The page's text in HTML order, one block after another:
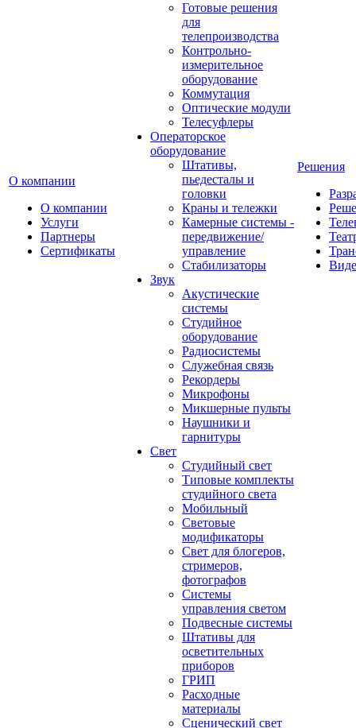
О компании
О компании
Услуги
Партнеры
Сертификаты
Готовые решения
для
телепроизводства
Контрольно-
измерительное
оборудование
Коммутация
Оптические модули
Телесуфлеры
Операторское
оборудование
Штативы,
пьедесталы и
головки
Краны и тележки
Камерные системы -
передвижение/
управление
Стабилизаторы
Звук
Акустические
системы
Студийное
оборудование
Радиосистемы
Служебная связь
Рекордеры
Микрофоны
Микшерные пульты
Наушники и
гарнитуры
Свет
Студийный свет
Типовые комплекты
студийного света
Мобильный
Световые
модификаторы
Свет для блогеров,
стримеров,
фотографов
Системы
управления светом
Подвесные системы
Штативы для
осветительных
приборов
ГРИП
Расходные
материалы
Сценический свет
Решения